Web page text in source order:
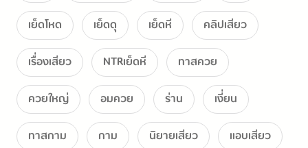
เย็ดโหด
เย็ดดุ เย็ดหี
คลิปเสียว
เรื่องเสียว
NTRเย็ดหี
ทาสควย
ควยใหญ่
อมควย ร่าน
เงี่ยน
ทาสกาม
กาม นิยายเสียว
แอบเสียว